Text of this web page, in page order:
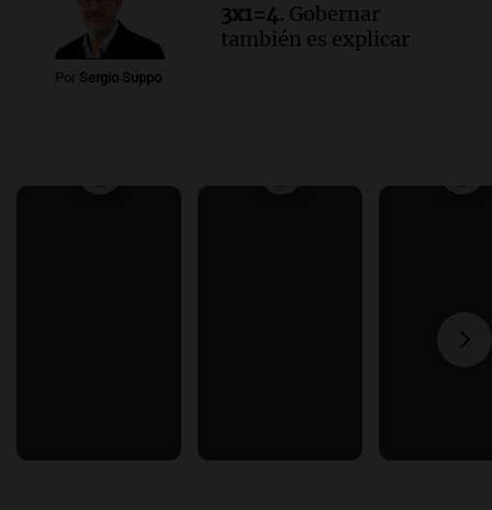
Por Sergio Suppo
3x1=4. Gobernar
también es explicar